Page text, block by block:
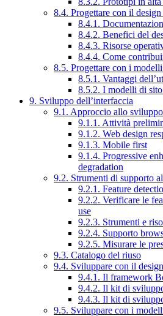
8.4. Progettare con il
8.4.1.
8.4.2. Benefici del
8.4.3. Risorse
8.4.4. Come
8.5. Progettare con i
8.5.1. Vantaggi
8.5.2. I modelli di
9. Sviluppo dell’interfaccia
9.1. Approccio allo sviluppo
9.1.1. Attività
9.1.2. Web design
9.1.3. Mobile first
9.1.4. Progressive
degradation
9.2. Strumenti di supporto
9.2.1. Feature
9.2.2. Verificare le
use
9.2.3. Strumenti e
9.2.4. Supporto
9.2.5. Misurare le
9.3. Catalogo del riuso
9.4. Sviluppare con il
9.4.1. Il framework
9.4.2. Il kit di
9.4.3. Il kit di
9.5. Sviluppare con i